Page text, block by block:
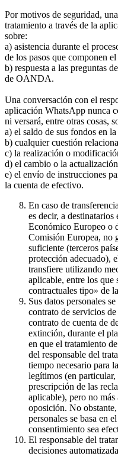
Por motivos de seguridad,
tratamiento a través de la
sobre:
a) asistencia durante el
de los pasos que componen
b) respuesta a las preguntas
de OANDA.
Una conversación con el
aplicación WhatsApp nunca
ni versará, entre otras cosas,
a) el saldo de sus fondos en
b) cualquier cuestión
c) la realización o
d) el cambio o la
e) el envío de instrucciones
la cuenta de efectivo.
En caso de
es decir, a
Económico Europeo o
Comisión Europea, no
suficiente (terceros
protección adecuado),
transfiere utilizando
aplicable, entre los que
contractuales tipo» de
Sus datos personales
contrato de servicios
contrato de cuenta de
extinción, durante el
en que el tratamiento
del responsable del
tiempo necesario para
legítimos (en
prescripción de las
aplicable), pero no
oposición. No
personales se basa en
consentimiento sea
El responsable del
decisiones